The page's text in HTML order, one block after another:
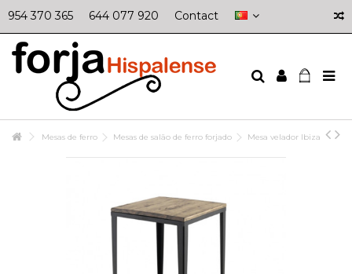
954 370 365 644 077 920 Contact
Mesas de ferro Mesas de salão de ferro forjado Mesa velador Ibiza